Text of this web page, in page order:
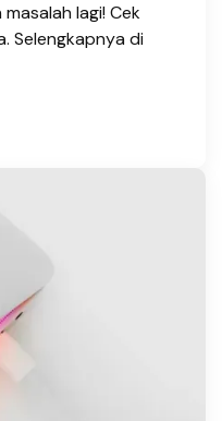
lagi! Cek
Selengkapnya di